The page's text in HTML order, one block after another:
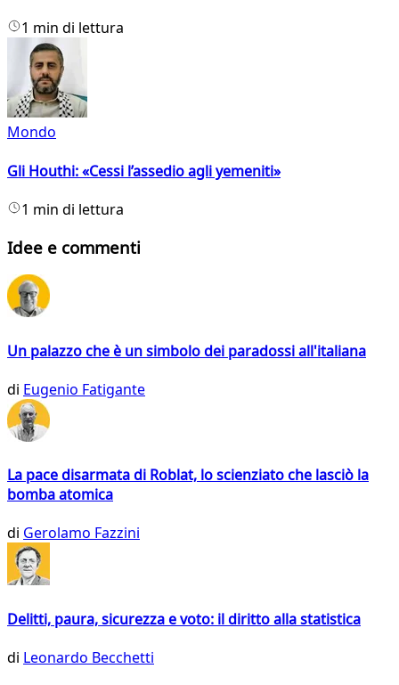
1 min di lettura
Mondo
Gli Houthi: «Cessi l’assedio agli yemeniti»
1 min di lettura
Idee e commenti
Un palazzo che è un simbolo dei paradossi all'italiana
di Eugenio Fatigante
La pace disarmata di Roblat, lo scienziato che lasciò la
bomba atomica
di Gerolamo Fazzini
Delitti, paura, sicurezza e voto: il diritto alla statistica
di Leonardo Becchetti